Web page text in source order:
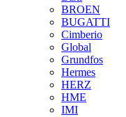
BROEN
BUGATTI
Cimberio
Global
Grundfos
Hermes
HERZ
HME
IMI